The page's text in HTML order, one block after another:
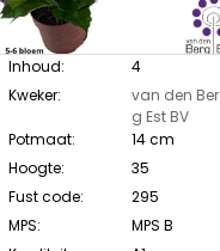
Inhoud:
4
Kweker:
van den Ber
g Est BV
Potmaat:
14 cm
Hoogte:
35
Fust code:
295
MPS:
MPS B